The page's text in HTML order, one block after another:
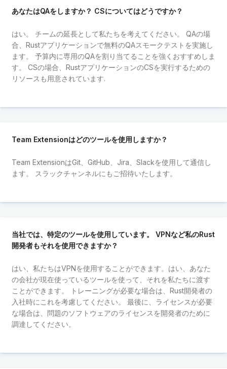
あなたはQAをしますか？ CSについてはどうですか？
はい。 チームの延長として私たちを考えてください。 QAの場
合、Rustアプリケーションで無料のQAスモークテストを実施し
ます。 予算内に専用のQAを割り当てることを強くおすすめしま
す。 CSの場合、RustアプリケーションのCSを実行するための
リソースも用意されています.
Team Extensionはどのツールを使用しますか？
Team ExtensionはGit、GitHub、Jira、Slackを使用して通信し
ます。 スラックチャンネルにもご招待いたします。
当社では、特定のツールを使用しています。 VPNなど私のRust
開発者もそれを使用できますか？
はい、私たちはVPNを使用することができます。はい、あなた
の会社が現在使っているツールを使って、それを私たちに渡す
ことができます。 トレーニングが必要な場合は、Rust開発者の
入社時にこれを考慮してください。 最後に、ライセンスが必要
な場合は、問題のソフトウェアのライセンスを開発者のために
調達してください。